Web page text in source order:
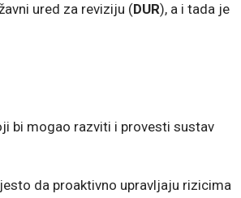
ured za reviziju (DUR), a i tada je
bi mogao razviti i provesti sustav
da proaktivno upravljaju rizicima